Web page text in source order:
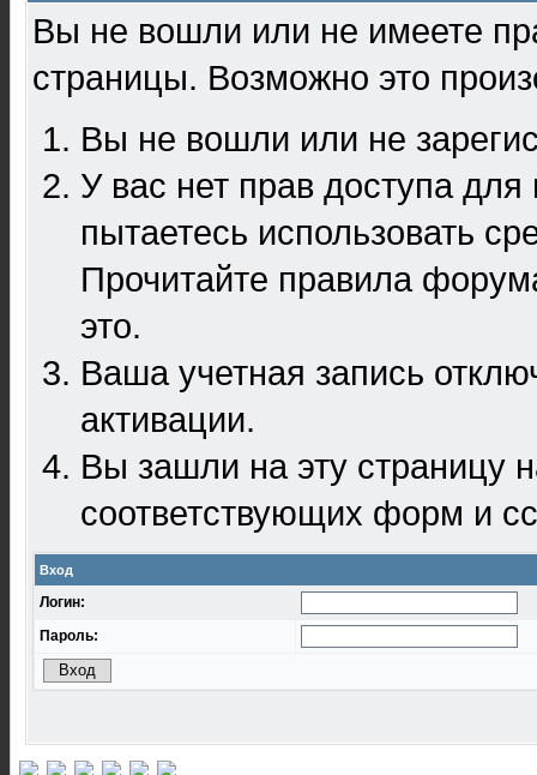
Вы не вошли или не имеете
страницы. Возможно это
Вы не вошли или не
У вас нет прав доступа
пытаетесь использовать
Прочитайте правила
это.
Ваша учетная запись
активации.
Вы зашли на эту
соответствующих форм и
Вход
Логин:
Пароль: